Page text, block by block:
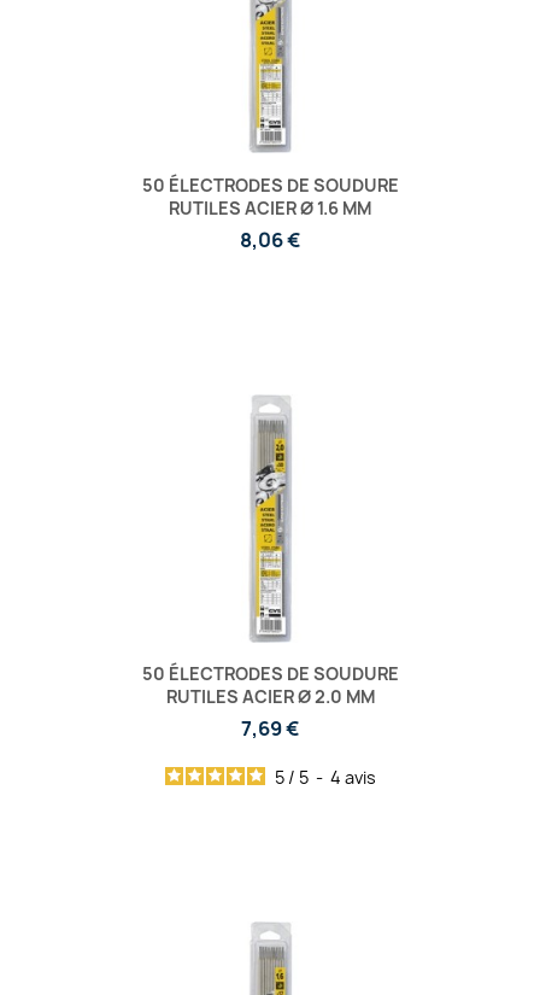
50 ÉLECTRODES DE SOUDURE
RUTILES ACIER Ø 1.6 MM
8,06 €
50 ÉLECTRODES DE SOUDURE
RUTILES ACIER Ø 2.0 MM
7,69 €
5 / 5 - 4 avis